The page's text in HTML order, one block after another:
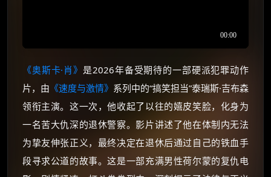
《奥斯卡·肖》是2026年备受期待的一部硬派犯罪动作
片，由 《速度与激情》 系列中的“搞笑担当”泰瑞斯·吉布森
领衔主演。这一次，他收起了以往的嬉皮笑脸，化身为
一名苦大仇深的退休警察。影片讲述了他在体制内无法
为挚友伸张正义，最终决定在退休后通过自己的铁血手
段寻求公道的故事。这是一部充满男性荷尔蒙的复仇电